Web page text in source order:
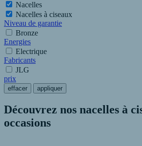
Nacelles
Nacelles à ciseaux
Niveau de garantie
Bronze
Energies
Electrique
Fabricants
JLG
prix
effacer appliquer
Découvrez nos nacelles à
occasions